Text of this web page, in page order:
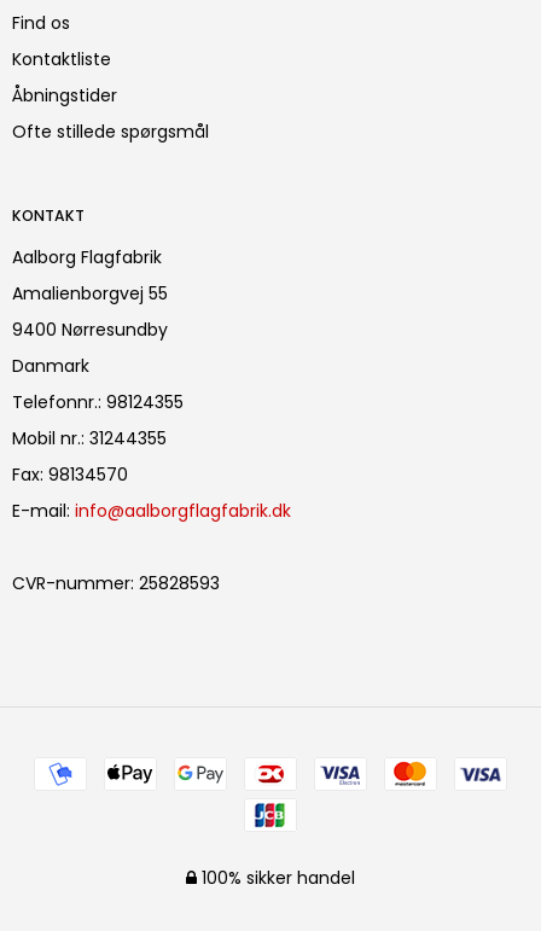
Find os
Kontaktliste
Åbningstider
Ofte stillede spørgsmål
KONTAKT
Aalborg Flagfabrik
Amalienborgvej 55
9400 Nørresundby
Danmark
Telefonnr.: 98124355
Mobil nr.: 31244355
Fax: 98134570
E-mail: info@aalborgflagfabrik.dk
CVR-nummer: 25828593
100% sikker handel